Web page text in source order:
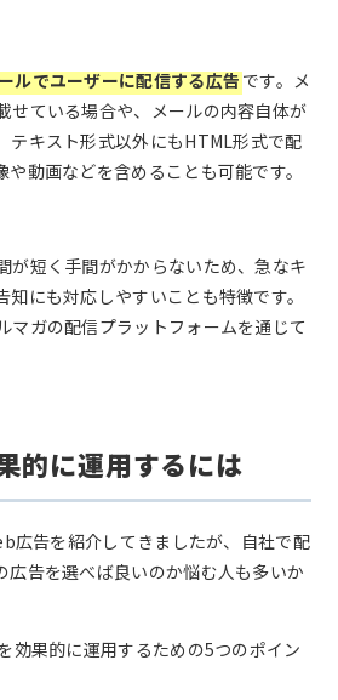
ルでユーザーに配信する広告です。メ
せている場合や、メールの内容自体が
テキスト形式以外にもHTML形式で配
動画などを含めることも可能です。
が短く手間がかからないため、急なキ
知にも対応しやすいことも特徴です。
マガの配信プラットフォームを通じて
的に運用するには
広告を紹介してきましたが、自社で配
広告を選べば良いのか悩む人も多いか
効果的に運用するための5つのポイン